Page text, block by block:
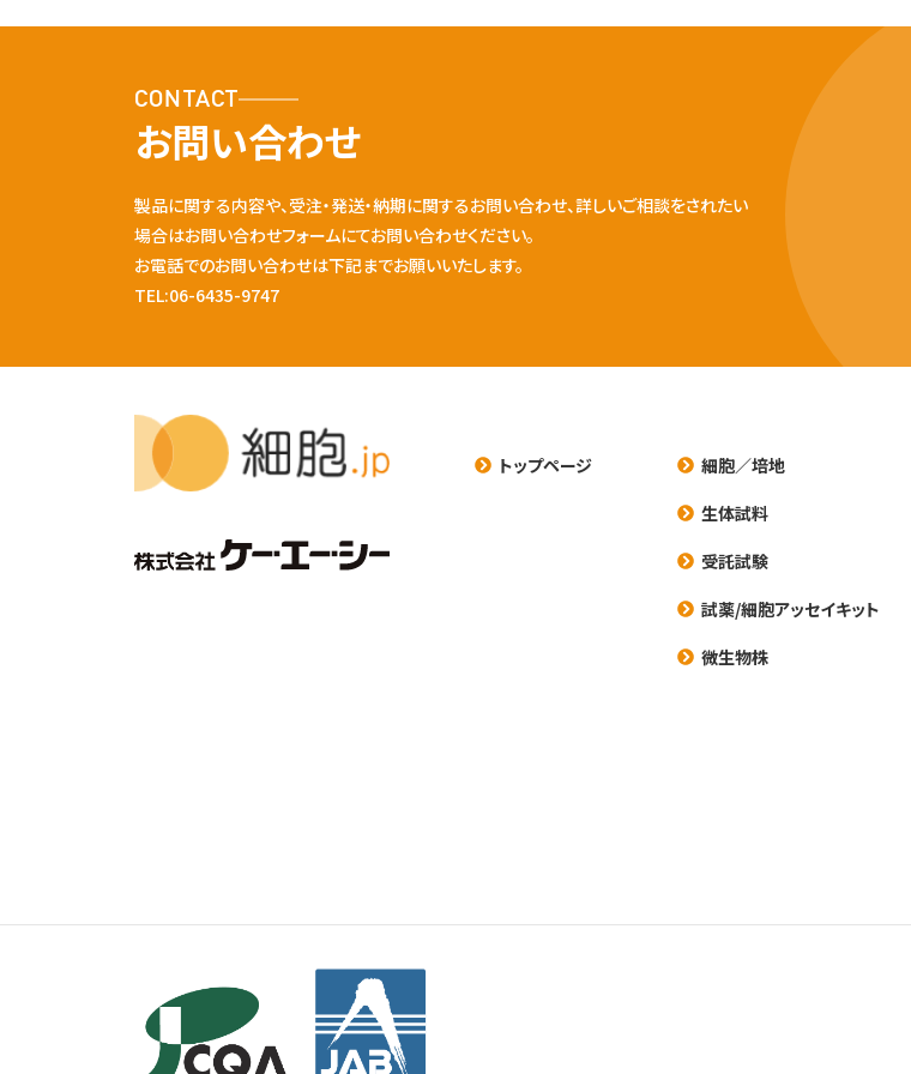
CONTACT
お問い合わせ
製品に関する内容や、受注・発送・納期に関するお問い合わせ、詳しいご相談をされたい
場合はお問い合わせフォームにてお問い合わせください。
お電話でのお問い合わせは下記までお願いいたします。
TEL:06-6435-9747
トップページ
細胞／培地
生体試料
受託試験
試薬/細胞アッセイキット
微生物株